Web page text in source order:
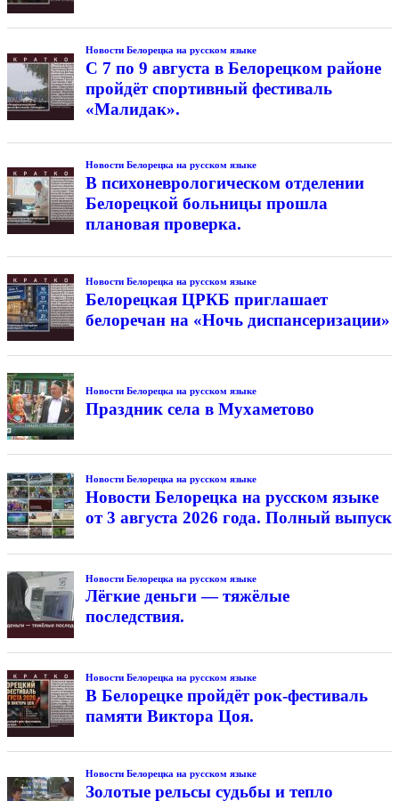
Новости Белорецка на русском языке
С 7 по 9 августа в Белорецком районе
пройдёт спортивный фестиваль
«Малидак».
Новости Белорецка на русском языке
В психоневрологическом отделении
Белорецкой больницы прошла
плановая проверка.
Новости Белорецка на русском языке
Белорецкая ЦРКБ приглашает
белоречан на «Ночь диспансеризации»
Новости Белорецка на русском языке
Праздник села в Мухаметово
Новости Белорецка на русском языке
Новости Белорецка на русском языке
от 3 августа 2026 года. Полный выпуск
Новости Белорецка на русском языке
Лёгкие деньги — тяжёлые
последствия.
Новости Белорецка на русском языке
В Белорецке пройдёт рок-фестиваль
памяти Виктора Цоя.
Новости Белорецка на русском языке
Золотые рельсы судьбы и тепло